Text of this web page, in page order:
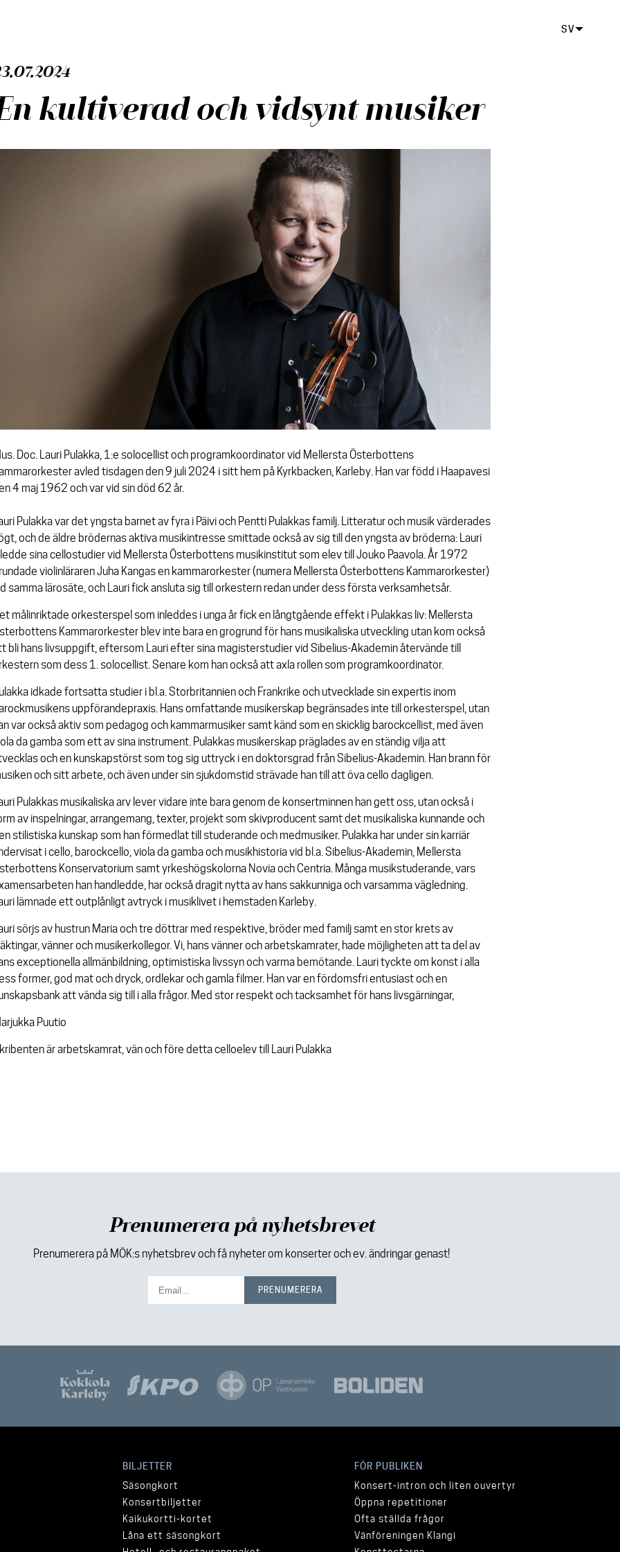
SV
kultiverad och vidsynt musiker
Doc. Lauri Pulakka, 1:e solocellist och programkoordinator vid Mellersta Österbottens
avled tisdagen den 9 juli 2024 i sitt hem på Kyrkbacken, Karleby. Han var född i Haapavesi
4 maj 1962 och var vid sin död 62 år.
Pulakka var det yngsta barnet av fyra i Päivi och Pentti Pulakkas familj. Litteratur och musik värderades
och de äldre brödernas aktiva musikintresse smittade också av sig till den yngsta av bröderna: Lauri
sina cellostudier vid Mellersta Österbottens musikinstitut som elev till Jouko Paavola. År 1972
violinläraren Juha Kangas en kammarorkester (numera Mellersta Österbottens Kammarorkester)
samma lärosäte, och Lauri fick ansluta sig till orkestern redan under dess första verksamhetsår.
målinriktade orkesterspel som inleddes i unga år fick en långtgående effekt i Pulakkas liv: Mellersta
Kammarorkester blev inte bara en grogrund för hans musikaliska utveckling utan kom också
bli hans livsuppgift, eftersom Lauri efter sina magisterstudier vid Sibelius-Akademin återvände till
som dess 1. solocellist. Senare kom han också att axla rollen som programkoordinator.
idkade fortsatta studier i bl.a. Storbritannien och Frankrike och utvecklade sin expertis inom
uppförandepraxis. Hans omfattande musikerskap begränsades inte till orkesterspel, utan
var också aktiv som pedagog och kammarmusiker samt känd som en skicklig barockcellist, med även
da gamba som ett av sina instrument. Pulakkas musikerskap präglades av en ständig vilja att
och en kunskapstörst som tog sig uttryck i en doktorsgrad från Sibelius-Akademin. Han brann för
och sitt arbete, och även under sin sjukdomstid strävade han till att öva cello dagligen.
Pulakkas musikaliska arv lever vidare inte bara genom de konsertminnen han gett oss, utan också i
av inspelningar, arrangemang, texter, projekt som skivproducent samt det musikaliska kunnande och
stilistiska kunskap som han förmedlat till studerande och medmusiker. Pulakka har under sin karriär
i cello, barockcello, viola da gamba och musikhistoria vid bl.a. Sibelius-Akademin, Mellersta
Konservatorium samt yrkeshögskolorna Novia och Centria. Många musikstuderande, vars
han handledde, har också dragit nytta av hans sakkunniga och varsamma vägledning.
lämnade ett outplånligt avtryck i musiklivet i hemstaden Karleby.
sörjs av hustrun Maria och tre döttrar med respektive, bröder med familj samt en stor krets av
vänner och musikerkollegor. Vi, hans vänner och arbetskamrater, hade möjligheten att ta del av
exceptionella allmänbildning, optimistiska livssyn och varma bemötande. Lauri tyckte om konst i alla
former, god mat och dryck, ordlekar och gamla filmer. Han var en fördomsfri entusiast och en
att vända sig till i alla frågor. Med stor respekt och tacksamhet för hans livsgärningar,
Puutio
är arbetskamrat, vän och före detta celloelev till Lauri Pulakka
Prenumerera på nyhetsbrevet
Prenumerera på MÖK:s nyhetsbrev och få nyheter om konserter och ev. ändringar genast!
BILJETTER
Säsongkort
Konsertbiljetter
Kaikukortti-kortet
Låna ett säsongkort
FÖR PUBLIKEN
Konsert-intron och liten ouvertyr
Öppna repetitioner
Ofta ställda frågor
Vänföreningen Klangi